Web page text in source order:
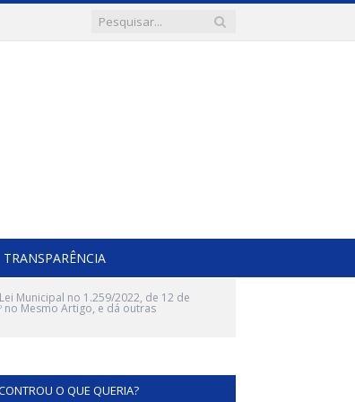
TRANSPARÊNCIA
Municipal no 1.259/2022, de 12 de
no Mesmo Artigo, e dá outras
O QUE QUERIA?